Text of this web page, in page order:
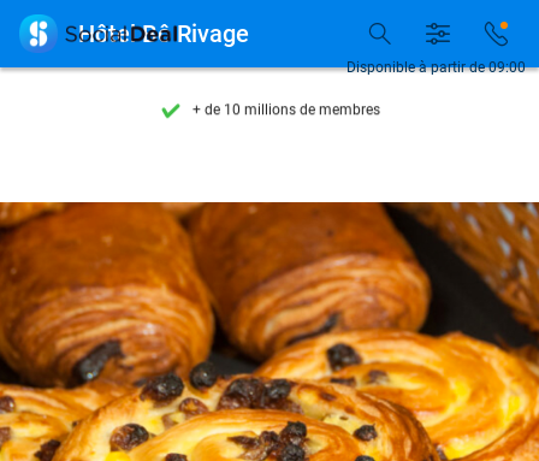
Disponible 7 jours par semaine
+ de 10 millions de membres
Disponible 7 jours par semaine
+ de 10 millions de membres
Disponible à partir de 09:00
 Hôtel Bô Rivage